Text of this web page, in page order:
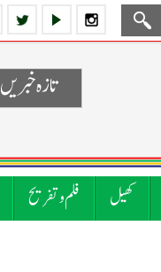
تازہ خبریں
کھیل فلم و تفریح